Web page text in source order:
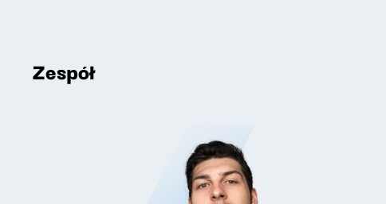
Zespół